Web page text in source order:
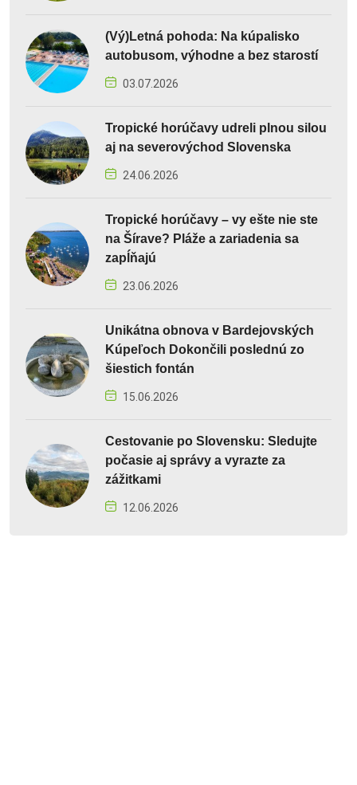
(Vý)Letná pohoda: Na kúpalisko
autobusom, výhodne a bez starostí
03.07.2026
Tropické horúčavy udreli plnou silou
aj na severovýchod Slovenska
24.06.2026
Tropické horúčavy – vy ešte nie ste
na Šírave? Pláže a zariadenia sa
zapĺňajú
23.06.2026
Unikátna obnova v Bardejovských
Kúpeľoch Dokončili poslednú zo
šiestich fontán
15.06.2026
Cestovanie po Slovensku: Sledujte
počasie aj správy a vyrazte za
zážitkami
12.06.2026